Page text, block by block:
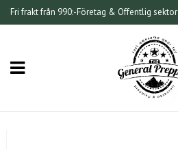
Fri frakt från 990:-Företag & Offentlig sektor